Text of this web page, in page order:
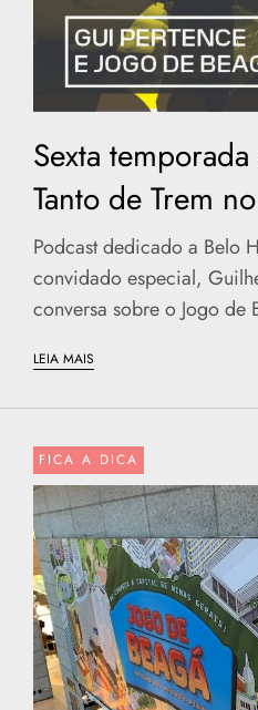
Sexta
Tanto de Trem
Podcast dedicado a Belo
convidado especial,
conversa sobre o Jogo de
LEIA MAIS
FICA A DICA